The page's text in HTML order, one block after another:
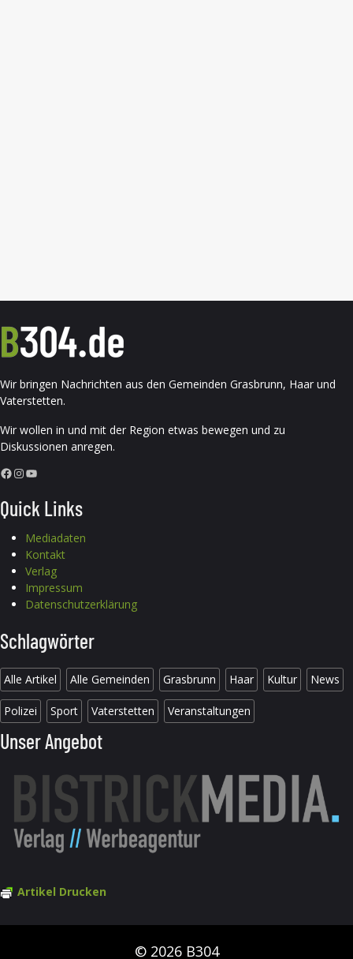
Wir bringen Nachrichten aus den Gemeinden Grasbrunn, Haar und
Vaterstetten.
Wir wollen in und mit der Region etwas bewegen und zu
Diskussionen anregen.
Facebook InstagramYouTube
Quick Links
Mediadaten
Kontakt
Verlag
Impressum
Datenschutzerklärung
Schlagwörter
Alle Artikel Alle Gemeinden Grasbrunn Haar Kultur News
Polizei Sport Vaterstetten Veranstaltungen
Unser Angebot
Artikel Drucken
© 2026 B304